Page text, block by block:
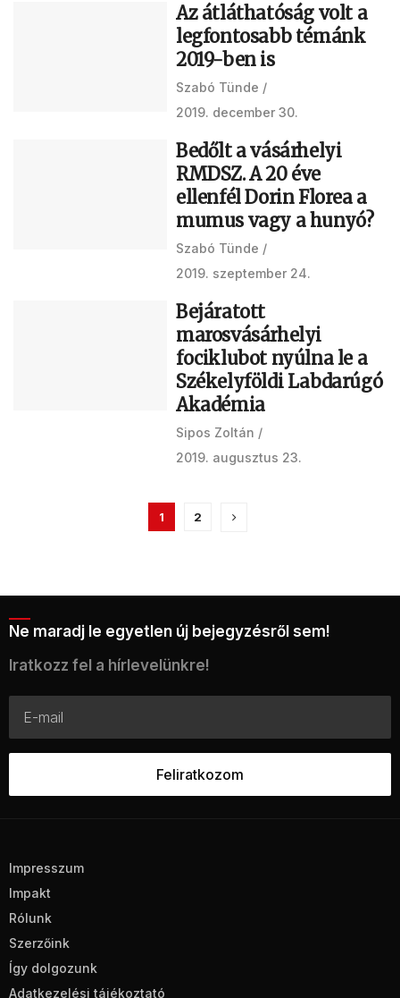
Az átláthatóság volt a
legfontosabb témánk
2019-ben is
Szabó Tünde
2019. december 30.
Bedőlt a vásárhelyi
RMDSZ. A 20 éve
ellenfél Dorin Florea a
mumus vagy a hunyó?
Szabó Tünde
2019. szeptember 24.
Bejáratott
marosvásárhelyi
fociklubot nyúlna le a
Székelyföldi Labdarúgó
Akadémia
Sipos Zoltán
2019. augusztus 23.
1 2
Ne maradj le egyetlen új bejegyzésről sem!
Iratkozz fel a hírlevelünkre!
Impresszum
Impakt
Rólunk
Szerzőink
Így dolgozunk
Adatkezelési tájékoztató